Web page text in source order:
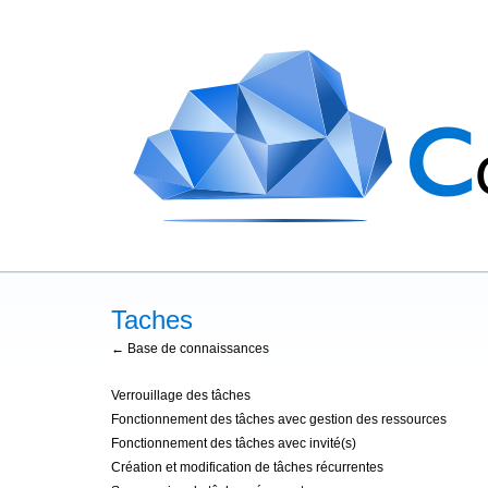
Taches
← Base de connaissances
Verrouillage des tâches
Fonctionnement des tâches avec gestion des ressources
Fonctionnement des tâches avec invité(s)
Création et modification de tâches récurrentes